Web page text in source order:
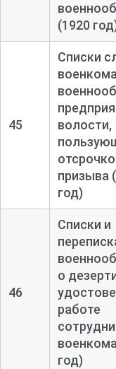
(1920
45
Списки
волости,
призыва
год)
46
Списки и
о
работе
год)